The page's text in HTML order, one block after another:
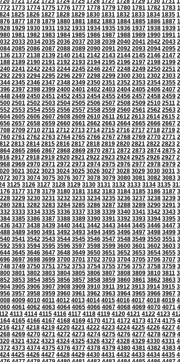
1773 1774 1775 1776 1777 1778 1779 1780 1781 1782 1783
1825 1826 1827 1828 1829 1830 1831 1832 1833 1834 1835
1877 1878 1879 1880 1881 1882 1883 1884 1885 1886 1887
1929 1930 1931 1932 1933 1934 1935 1936 1937 1938 1939
1981 1982 1983 1984 1985 1986 1987 1988 1989 1990 1991
2033 2034 2035 2036 2037 2038 2039 2040 2041 2042 2043
2085 2086 2087 2088 2089 2090 2091 2092 2093 2094 2095
2137 2138 2139 2140 2141 2142 2143 2144 2145 2146 2147
2189 2190 2191 2192 2193 2194 2195 2196 2197 2198 2199
2241 2242 2243 2244 2245 2246 2247 2248 2249 2250 2251
2293 2294 2295 2296 2297 2298 2299 2300 2301 2302 2303
2345 2346 2347 2348 2349 2350 2351 2352 2353 2354 2355
2397 2398 2399 2400 2401 2402 2403 2404 2405 2406 2407
2449 2450 2451 2452 2453 2454 2455 2456 2457 2458 2459
2501 2502 2503 2504 2505 2506 2507 2508 2509 2510 2511
2553 2554 2555 2556 2557 2558 2559 2560 2561 2562 2563
2605 2606 2607 2608 2609 2610 2611 2612 2613 2614 2615
2657 2658 2659 2660 2661 2662 2663 2664 2665 2666 2667
2709 2710 2711 2712 2713 2714 2715 2716 2717 2718 2719
2761 2762 2763 2764 2765 2766 2767 2768 2769 2770 2771
2813 2814 2815 2816 2817 2818 2819 2820 2821 2822 2823
2865 2866 2867 2868 2869 2870 2871 2872 2873 2874 2875
2917 2918 2919 2920 2921 2922 2923 2924 2925 2926 2927
2969 2970 2971 2972 2973 2974 2975 2976 2977 2978 2979
3021 3022 3023 3024 3025 3026 3027 3028 3029 3030 3031
3073 3074 3075 3076 3077 3078 3079 3080 3081 3082 3083
3125 3126 3127 3128 3129 3130 3131 3132 3133 3134 3135
3177 3178 3179 3180 3181 3182 3183 3184 3185 3186 3187
3229 3230 3231 3232 3233 3234 3235 3236 3237 3238 3239
3281 3282 3283 3284 3285 3286 3287 3288 3289 3290 3291
3333 3334 3335 3336 3337 3338 3339 3340 3341 3342 3343
3385 3386 3387 3388 3389 3390 3391 3392 3393 3394 3395
3437 3438 3439 3440 3441 3442 3443 3444 3445 3446 3447
3489 3490 3491 3492 3493 3494 3495 3496 3497 3498 3499
3541 3542 3543 3544 3545 3546 3547 3548 3549 3550 3551
3593 3594 3595 3596 3597 3598 3599 3600 3601 3602 3603
3645 3646 3647 3648 3649 3650 3651 3652 3653 3654 3655
3697 3698 3699 3700 3701 3702 3703 3704 3705 3706 3707
3749 3750 3751 3752 3753 3754 3755 3756 3757 3758 3759
3801 3802 3803 3804 3805 3806 3807 3808 3809 3810 3811
3853 3854 3855 3856 3857 3858 3859 3860 3861 3862 3863
3905 3906 3907 3908 3909 3910 3911 3912 3913 3914 3915
3957 3958 3959 3960 3961 3962 3963 3964 3965 3966 3967
4009 4010 4011 4012 4013 4014 4015 4016 4017 4018 4019
4061 4062 4063 4064 4065 4066 4067 4068 4069 4070 4071
4113 4114 4115 4116 4117 4118 4119 4120 4121 4122 4123
4165 4166 4167 4168 4169 4170 4171 4172 4173 4174 4175
4217 4218 4219 4220 4221 4222 4223 4224 4225 4226 4227
4269 4270 4271 4272 4273 4274 4275 4276 4277 4278 4279
4321 4322 4323 4324 4325 4326 4327 4328 4329 4330 4331
4373 4374 4375 4376 4377 4378 4379 4380 4381 4382 4383
4425 4426 4427 4428 4429 4430 4431 4432 4433 4434 4435